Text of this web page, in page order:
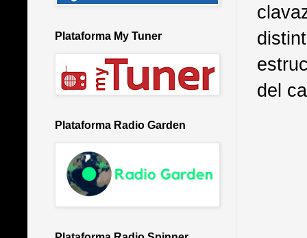
del
Plataforma My Tuner
Plataforma Radio Garden